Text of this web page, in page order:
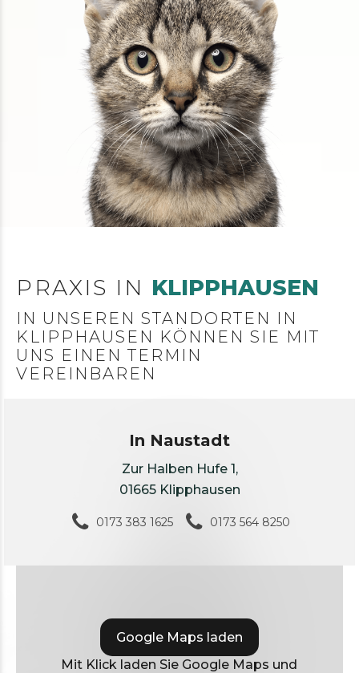
PRAXIS IN KLIPPHAUSEN
IN UNSEREN STANDORTEN IN
KLIPPHAUSEN KÖNNEN SIE MIT
UNS EINEN TERMIN
VEREINBAREN
In Naustadt
Zur Halben Hufe 1,
01665 Klipphausen
0173 383 1625 0173 564 8250
Google Maps laden
Mit Klick laden Sie Google Maps und